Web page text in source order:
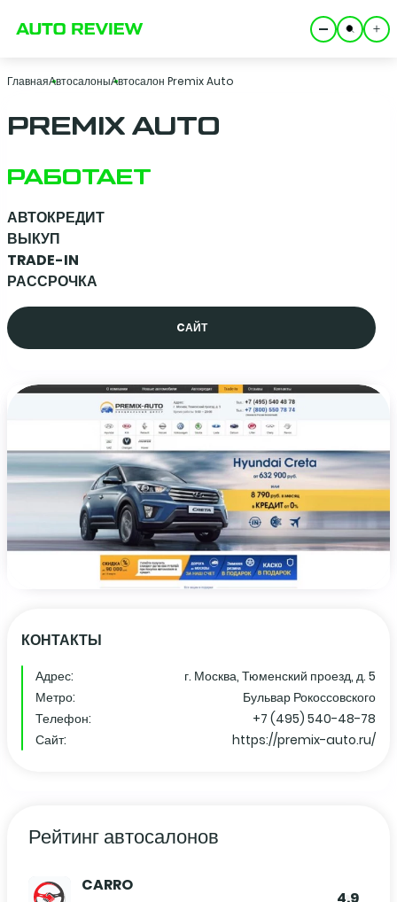
ГлавнаяАвтосалоныАвтосалон Premix Auto
PREMIX AUTO
РАБОТАЕТ
АВТОКРЕДИТ
ВЫКУП
TRADE-IN
РАССРОЧКА
CАЙТ
КОНТАКТЫ
Адрес:
г. Москва, Тюменский проезд, д. 5
Метро:
Бульвар Рокоссовского
Телефон:
+7 (495) 540-48-78
Сайт:
https://premix-auto.ru/
Рейтинг автосалонов
CARRO
4.9